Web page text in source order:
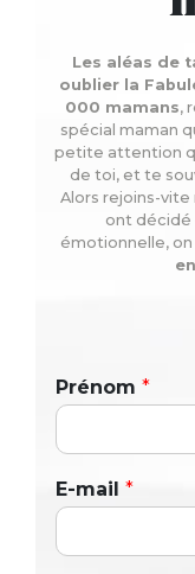
Les aléas de
oublier la
000 mamans,
spécial maman
petite attention
de toi, et te
Alors rejoins-
ont décidé
émotionnelle, on
Prénom *
E-mail *